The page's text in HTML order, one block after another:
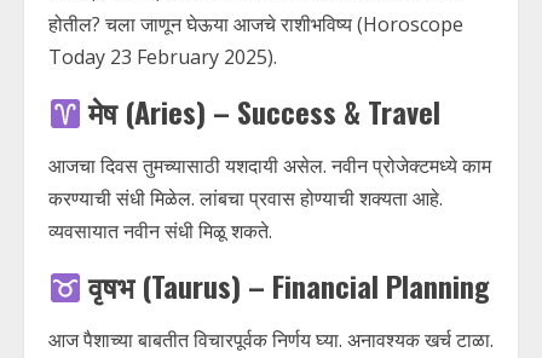
होतील? चला जाणून घेऊया आजचे राशीभविष्य (Horoscope
Today 23 February 2025).
मेष (Aries) – Success & Travel
आजचा दिवस तुमच्यासाठी यशदायी असेल. नवीन प्रोजेक्टमध्ये काम
करण्याची संधी मिळेल. लांबचा प्रवास होण्याची शक्यता आहे.
व्यवसायात नवीन संधी मिळू शकते.
वृषभ (Taurus) – Financial Planning
आज पैशाच्या बाबतीत विचारपूर्वक निर्णय घ्या. अनावश्यक खर्च टाळा.